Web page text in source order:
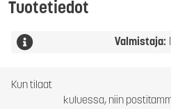
Tuotetiedot
Valmistaja:
Kun tilaat
kuluessa, niin